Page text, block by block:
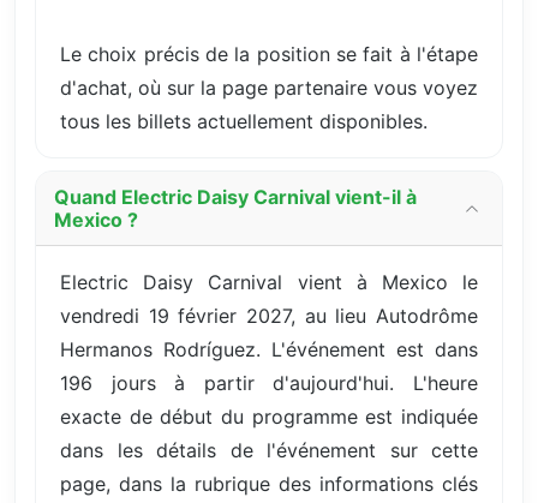
Le choix précis de la position se fait à l'étape
d'achat, où sur la page partenaire vous voyez
tous les billets actuellement disponibles.
Quand Electric Daisy Carnival vient-il à
Mexico ?
Electric Daisy Carnival vient à Mexico le
vendredi 19 février 2027, au lieu Autodrôme
Hermanos Rodríguez. L'événement est dans
196 jours à partir d'aujourd'hui. L'heure
exacte de début du programme est indiquée
dans les détails de l'événement sur cette
page, dans la rubrique des informations clés